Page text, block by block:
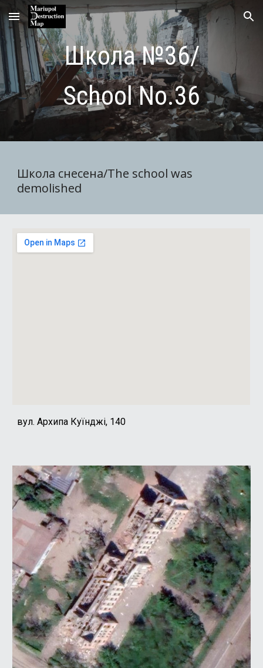
Skip to main content Skip to navigation
Школа №36/
School No.36
Школа снесена/The school was
demolished
вул. Архипа Куїнджі, 140